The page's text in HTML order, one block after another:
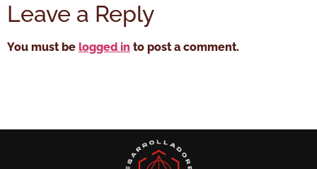
Leave a Reply
You must be logged in to post a comment.